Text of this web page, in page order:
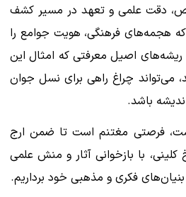
دقت علمی و تعهد در مسیر کشف
هجمه‌های فرهنگی، هویت جوامع را
ریشه‌های اصیل معرفتی که امثال این
می‌تواند چراغ راهی برای نسل جوان
باشد.
فرصتی مغتنم است تا ضمن ارج
با بازخوانی آثار و منش علمی
فکری و مذهبی خود برداریم.